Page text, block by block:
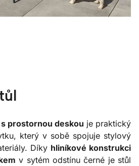
prostornou deskou je praktický
který v sobě spojuje stylový
Díky hliníkové konstrukci
v sytém odstínu černé je stůl